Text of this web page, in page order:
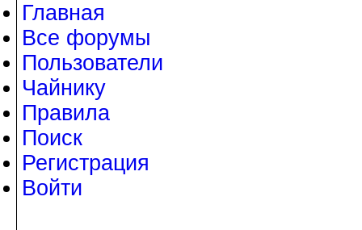
Главная
Все форумы
Пользователи
Чайнику
Правила
Поиск
Регистрация
Войти